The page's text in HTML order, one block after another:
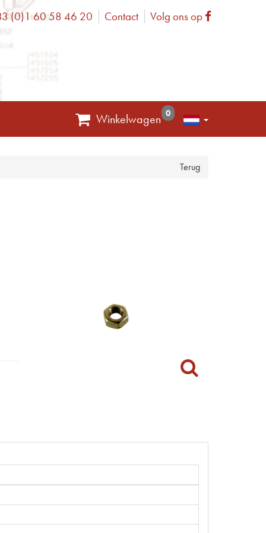
(0)1 60 58 46 20 Contact Volg ons op Facebook
Winkelwagen 0
Terug